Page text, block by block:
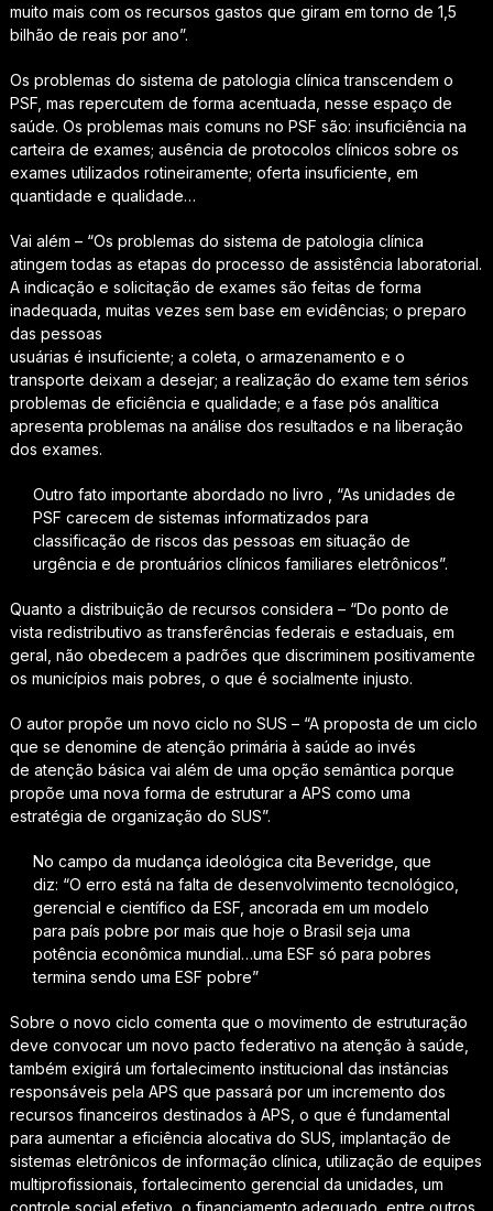
muito mais com os recursos gastos que giram em torno de 1,5
bilhão de reais por ano”.
Os problemas do sistema de patologia clínica transcendem o
PSF, mas repercutem de forma acentuada, nesse espaço de
saúde. Os problemas mais comuns no PSF são: insuficiência na
carteira de exames; ausência de protocolos clínicos sobre os
exames utilizados rotineiramente; oferta insuficiente, em
quantidade e qualidade…
Vai além – “Os problemas do sistema de patologia clínica
atingem todas as etapas do processo de assistência laboratorial.
A indicação e solicitação de exames são feitas de forma
inadequada, muitas vezes sem base em evidências; o preparo
das pessoas
usuárias é insuficiente; a coleta, o armazenamento e o
transporte deixam a desejar; a realização do exame tem sérios
problemas de eficiência e qualidade; e a fase pós analítica
apresenta problemas na análise dos resultados e na liberação
dos exames.
Outro fato importante abordado no livro , “As unidades de
PSF carecem de sistemas informatizados para
classificação de riscos das pessoas em situação de
urgência e de prontuários clínicos familiares eletrônicos”.
Quanto a distribuição de recursos considera – “Do ponto de
vista redistributivo as transferências federais e estaduais, em
geral, não obedecem a padrões que discriminem positivamente
os municípios mais pobres, o que é socialmente injusto.
O autor propõe um novo ciclo no SUS – “A proposta de um ciclo
que se denomine de atenção primária à saúde ao invés
de atenção básica vai além de uma opção semântica porque
propõe uma nova forma de estruturar a APS como uma
estratégia de organização do SUS”.
No campo da mudança ideológica cita Beveridge, que
diz: “O erro está na falta de desenvolvimento tecnológico,
gerencial e científico da ESF, ancorada em um modelo
para país pobre por mais que hoje o Brasil seja uma
potência econômica mundial…uma ESF só para pobres
termina sendo uma ESF pobre”
Sobre o novo ciclo comenta que o movimento de estruturação
deve convocar um novo pacto federativo na atenção à saúde,
também exigirá um fortalecimento institucional das instâncias
responsáveis pela APS que passará por um incremento dos
recursos financeiros destinados à APS, o que é fundamental
para aumentar a eficiência alocativa do SUS, implantação de
sistemas eletrônicos de informação clínica, utilização de equipes
multiprofissionais, fortalecimento gerencial da unidades, um
controle social efetivo, o financiamento adequado, entre outros.